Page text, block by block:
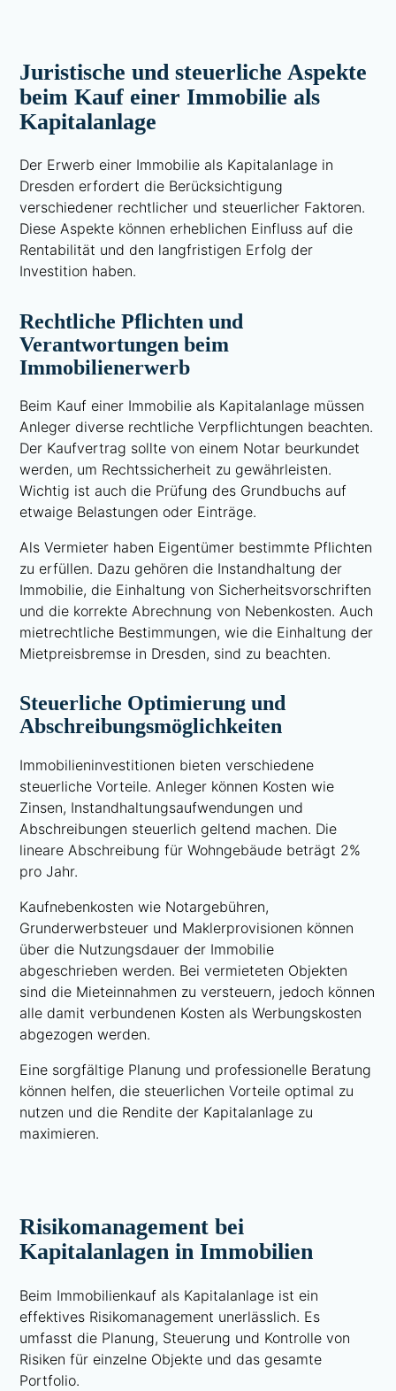
Juristische und steuerliche Aspekte
beim Kauf einer Immobilie als
Kapitalanlage
Der Erwerb einer Immobilie als Kapitalanlage in
Dresden erfordert die Berücksichtigung
verschiedener rechtlicher und steuerlicher Faktoren.
Diese Aspekte können erheblichen Einfluss auf die
Rentabilität und den langfristigen Erfolg der
Investition haben.
Rechtliche Pflichten und
Verantwortungen beim
Immobilienerwerb
Beim Kauf einer Immobilie als Kapitalanlage müssen
Anleger diverse rechtliche Verpflichtungen beachten.
Der Kaufvertrag sollte von einem Notar beurkundet
werden, um Rechtssicherheit zu gewährleisten.
Wichtig ist auch die Prüfung des Grundbuchs auf
etwaige Belastungen oder Einträge.
Als Vermieter haben Eigentümer bestimmte Pflichten
zu erfüllen. Dazu gehören die Instandhaltung der
Immobilie, die Einhaltung von Sicherheitsvorschriften
und die korrekte Abrechnung von Nebenkosten. Auch
mietrechtliche Bestimmungen, wie die Einhaltung der
Mietpreisbremse in Dresden, sind zu beachten.
Steuerliche Optimierung und
Abschreibungsmöglichkeiten
Immobilieninvestitionen bieten verschiedene
steuerliche Vorteile. Anleger können Kosten wie
Zinsen, Instandhaltungsaufwendungen und
Abschreibungen steuerlich geltend machen. Die
lineare Abschreibung für Wohngebäude beträgt 2%
pro Jahr.
Kaufnebenkosten wie Notargebühren,
Grunderwerbsteuer und Maklerprovisionen können
über die Nutzungsdauer der Immobilie
abgeschrieben werden. Bei vermieteten Objekten
sind die Mieteinnahmen zu versteuern, jedoch können
alle damit verbundenen Kosten als Werbungskosten
abgezogen werden.
Eine sorgfältige Planung und professionelle Beratung
können helfen, die steuerlichen Vorteile optimal zu
nutzen und die Rendite der Kapitalanlage zu
maximieren.
Risikomanagement bei
Kapitalanlagen in Immobilien
Beim Immobilienkauf als Kapitalanlage ist ein
effektives Risikomanagement unerlässlich. Es
umfasst die Planung, Steuerung und Kontrolle von
Risiken für einzelne Objekte und das gesamte
Portfolio.